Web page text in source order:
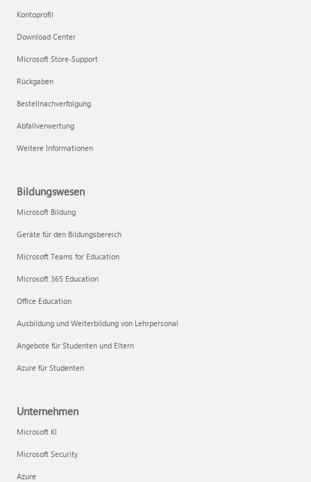
Kontoprofil
Download Center
Microsoft Store-Support
Rückgaben
Bestellnachverfolgung
Abfallverwertung
Weitere Informationen
Bildungswesen
Microsoft Bildung
Geräte für den Bildungsbereich
Microsoft Teams for Education
Microsoft 365 Education
Office Education
Ausbildung und Weiterbildung von Lehrpersonal
Angebote für Studenten und Eltern
Azure für Studenten
Unternehmen
Microsoft KI
Microsoft Security
Azure